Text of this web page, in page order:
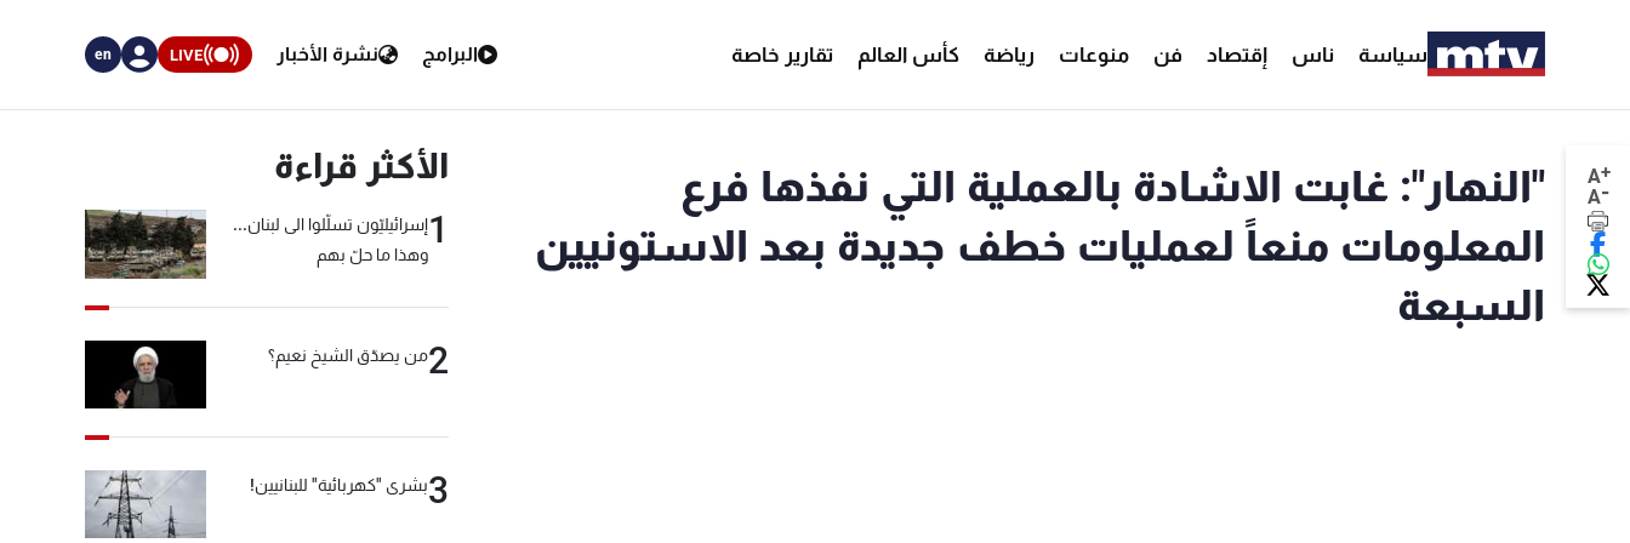
سياسة ناس إقتصاد فن منوعات رياضة كأس العالم تقارير خاصة البرامج نشرة الأخبار LIVE
en
A+
A-
"النهار": غابت الاشادة بالعملية التي نفذها فرع
المعلومات منعاً لعمليات خطف جديدة بعد الاستونيين
السبعة
الأكثر قراءة
1إسرائيليّون تسلّلوا الى لبنان...
وهذا ما حلّ بهم
2من يصدّق الشيخ نعيم؟
3بشرى "كهربائية" للبنانيين!